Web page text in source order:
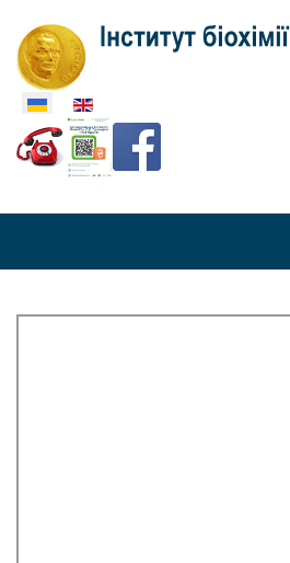
Оберіть свою мову